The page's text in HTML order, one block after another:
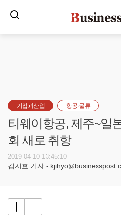
기업과산업 항공·물류
티웨이항공, 제주~일
회 새로 취항
2019-04-10 13:45:10
김지효 기자 -